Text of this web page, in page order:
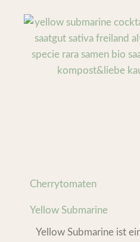
Cherrytomaten
Yellow Submarine
Yellow Submarine ist